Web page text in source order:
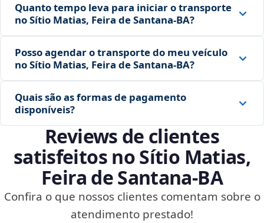
Quanto tempo leva para iniciar o transporte
no Sítio Matias, Feira de Santana‑BA?
Posso agendar o transporte do meu veículo
no Sítio Matias, Feira de Santana‑BA?
Quais são as formas de pagamento
disponíveis?
Reviews de clientes
satisfeitos no Sítio Matias,
Feira de Santana‑BA
Confira o que nossos clientes comentam sobre o
atendimento prestado!